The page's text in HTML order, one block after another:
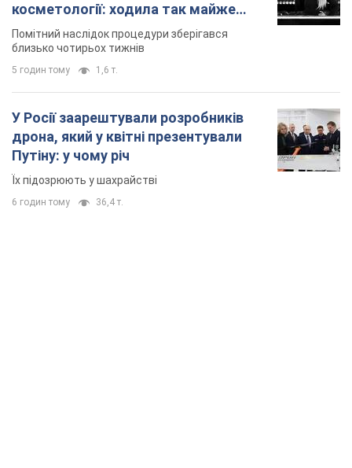
косметології: ходила так майже
місяць
Помітний наслідок процедури зберігався
близько чотирьох тижнів
5 годин тому 1,6 т.
У Росії заарештували розробників
дрона, який у квітні презентували
Путіну: у чому річ
Їх підозрюють у шахрайстві
6 годин тому 36,4 т.